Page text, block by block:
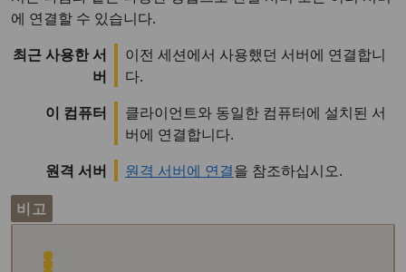
에 연결할 수 있습니다.
최근 사용한 서
버
이전 세션에서 사용했던 서버에 연결합니
다.
이 컴퓨터
클라이언트와 동일한 컴퓨터에 설치된 서
버에 연결합니다.
원격 서버
원격 서버에 연결을 참조하십시오.
비고